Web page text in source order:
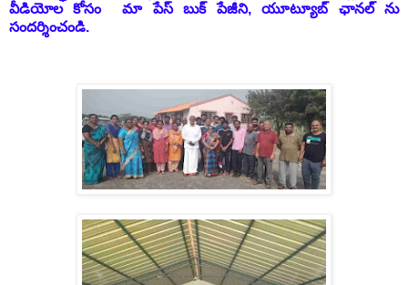
వీడియోల కోసం మా పేస్ బుక్ పేజీని, యూట్యూబ్ ఛానల్ ను
సందర్శించండి.